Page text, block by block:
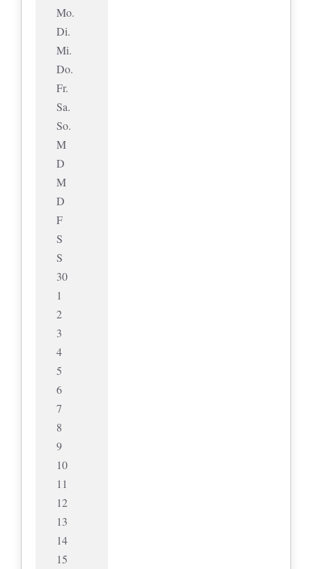
Mo.
Di.
Mi.
Do.
Fr.
Sa.
So.
M
D
M
D
F
S
S
30
1
2
3
4
5
6
7
8
9
10
11
12
13
14
15